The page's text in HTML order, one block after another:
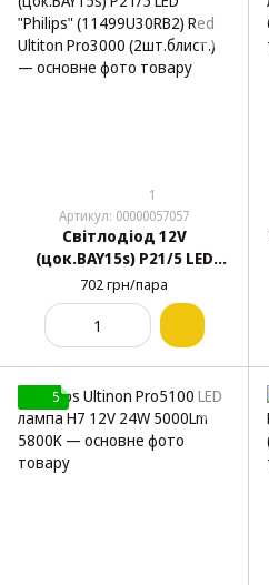
1
Артикул: 00000057057
Світлодіод 12V
(цок.BAY15s) P21/5 LED
"Philips" (11499U30RB2)
Red Ultiton Pro3000
(2шт.блист.)
702 грн/пара
5